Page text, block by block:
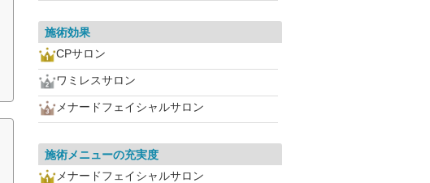
施術効果
CPサロン
ワミレスサロン
メナードフェイシャルサロン
施術メニューの充実度
メナードフェイシャルサロン